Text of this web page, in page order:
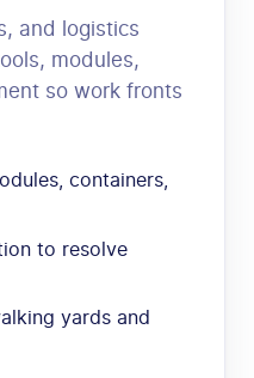
and logistics
modules,
so work fronts
containers,
to resolve
yards and